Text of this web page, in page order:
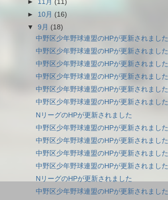
► 11月(11)
► 10月(16)
▼9月 (18)
中野区少年野球連盟のHPが更新されました
中野区少年野球連盟のHPが更新されました
中野区少年野球連盟のHPが更新されました
中野区少年野球連盟のHPが更新されました
中野区少年野球連盟のHPが更新されました
中野区少年野球連盟のHPが更新されました
NリーグのHPが更新されました
中野区少年野球連盟のHPが更新されました
中野区少年野球連盟のHPが更新されました
中野区少年野球連盟のHPが更新されました
中野区少年野球連盟のHPが更新されました
NリーグのHPが更新されました
中野区少年野球連盟のHPが更新されました